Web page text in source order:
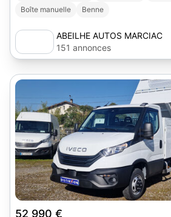
Boîte manuelle
Benne
ABEILHE AUTOS MARCIAC
151 annonces
52 990 €